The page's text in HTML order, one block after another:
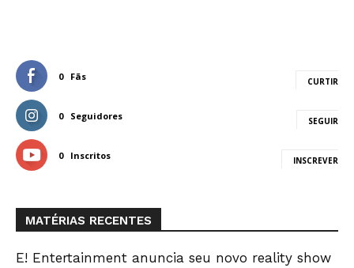
0 Fãs CURTIR
0 Seguidores SEGUIR
0 Inscritos INSCREVER
MATÉRIAS RECENTES
E! Entertainment anuncia seu novo reality show